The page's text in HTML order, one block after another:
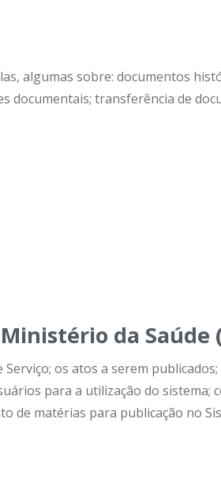
algumas sobre: documentos
transferência de
da Saúde
os atos a serem
para a utilização do sistema;
de matérias para publicação no